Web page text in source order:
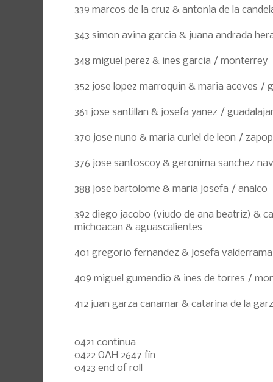
339 marcos de la cruz & antonia de la
343 simon avina garcia & juana andrada
348 miguel perez & ines garcia / monterrey
352 jose lopez marroquin & maria aceves /
361 jose santillan & josefa yanez /
370 jose nuno & maria curiel de leon /
376 jose santoscoy & geronima sanchez
388 jose bartolome & maria josefa / analco
392 diego jacobo (viudo de ana beatriz) &
michoacan & aguascalientes
401 gregorio fernandez & josefa
409 miguel gumendio & ines de torres /
412 juan garza canamar & catarina de la
0421 continua
0422 OAH 2647 fin
0423 end of roll